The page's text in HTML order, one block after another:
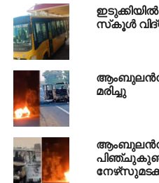
സ്‌കൂള്‍
മരിച്ചു